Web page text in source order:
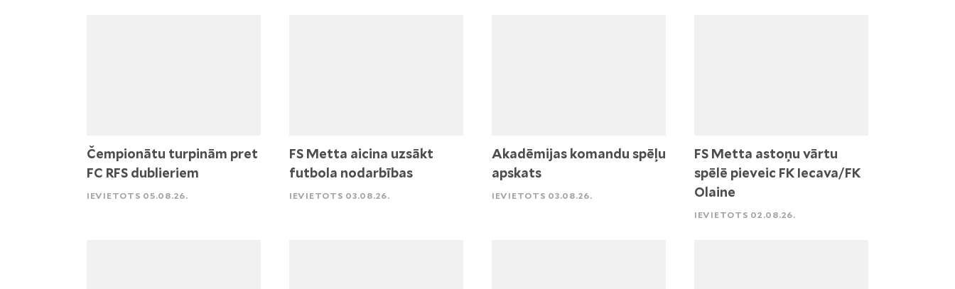
Čempionātu turpinām pret
FC RFS dublieriem
IEVIETOTS 05.08.26.
FS Metta aicina uzsākt
futbola nodarbības
IEVIETOTS 03.08.26.
Akadēmijas komandu spēļu
apskats
IEVIETOTS 03.08.26.
FS Metta astoņu vārtu
spēlē pieveic FK Iecava/FK
Olaine
IEVIETOTS 02.08.26.